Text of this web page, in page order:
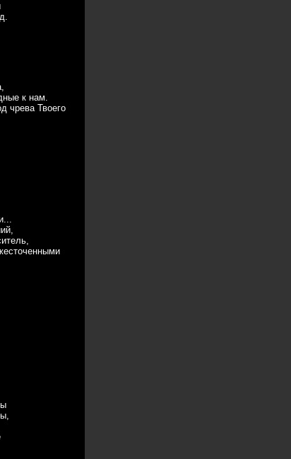
к нам.
чрева Твоего